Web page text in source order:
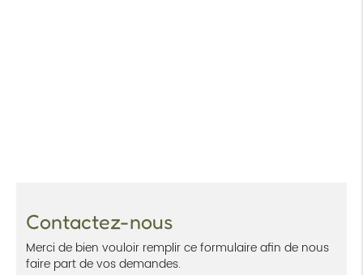
Contactez-nous
Merci de bien vouloir remplir ce formulaire afin de nous
faire part de vos demandes.